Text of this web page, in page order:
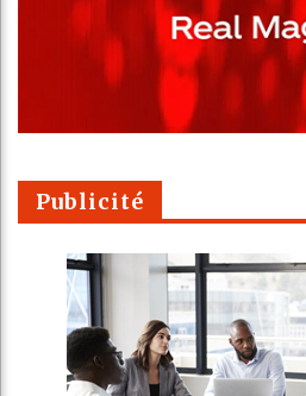
Publicité